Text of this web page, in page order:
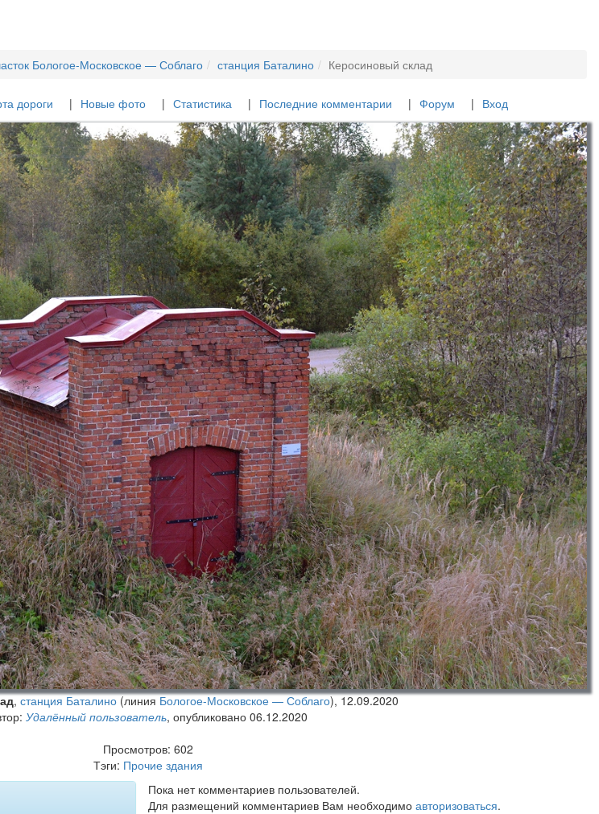
Бологое-Московское — Соблаго станция Баталино Керосиновый склад
дороги Новые фото Статистика Последние комментарии Форум Вход
,станция Баталино (линияБологое-Московское — Соблаго),12.09.2020
Удалённый пользователь, опубликовано 06.12.2020
Просмотров: 602
Тэги: Прочие здания
Пока нет комментариев пользователей.
Для размещений комментариев Вам необходимо авторизоваться.